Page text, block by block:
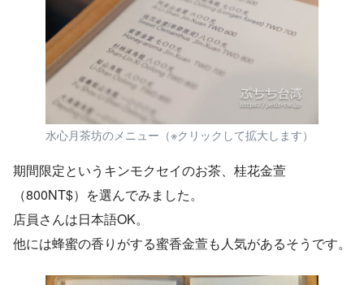
水心月茶坊のメニュー（※クリックして拡大します）
期間限定というキンモクセイのお茶、桂花金萱
（800NT$）を選んでみました。
店員さんは日本語OK。
他には蜂蜜の香りがする蜜香金萱も人気があるそうです。